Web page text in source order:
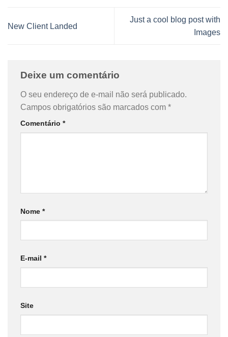
New Client Landed
Just a cool blog post with
Images
Deixe um comentário
O seu endereço de e-mail não será publicado.
Campos obrigatórios são marcados com *
Comentário *
Nome *
E-mail *
Site